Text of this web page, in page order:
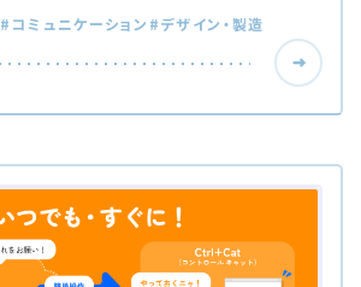
#コミュニケーション #デザイン・製造